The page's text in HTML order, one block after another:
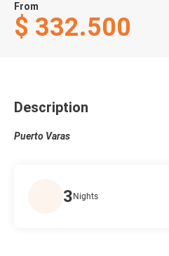
From
$ 332.500
Description
Puerto Varas
3 Nights